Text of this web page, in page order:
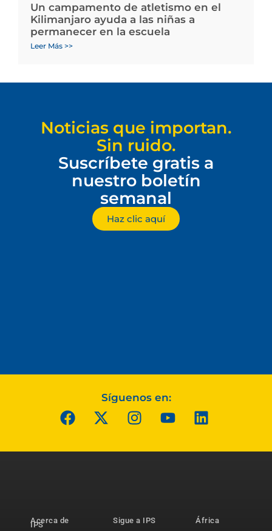
Un campamento de atletismo en el
Kilimanjaro ayuda a las niñas a
permanecer en la escuela
Leer Más >>
Noticias que importan.
Sin ruido.
Suscríbete gratis a
nuestro boletín
semanal
Haz clic aquí
Síguenos en:
Acerca de
IPS
Sigue a IPS
África